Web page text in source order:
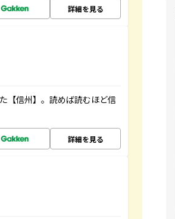
詳細を見る
【信州】。読めば読むほど信
詳細を見る